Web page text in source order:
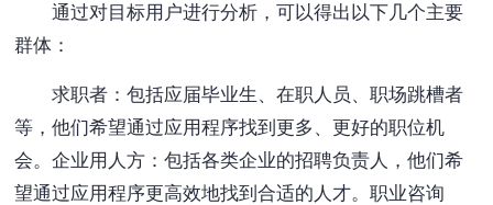
通过对目标用户进行分析，可以得出以下几个主要
群体：
求职者：包括应届毕业生、在职人员、职场跳槽者
等，他们希望通过应用程序找到更多、更好的职位机
会。企业用人方：包括各类企业的招聘负责人，他们希
望通过应用程序更高效地找到合适的人才。职业咨询